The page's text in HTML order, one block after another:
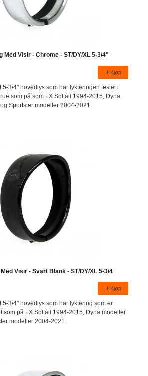
Med Visir - Chrome - ST/DY/XL 5-3/4"
Kjøp
5-3/4" hovedlys som har lykteringen festet i
som på som FX Softail 1994-2015, Dyna
Sportster modeller 2004-2021.
Visir - Svart Blank - ST/DY/XL 5-3/4
Kjøp
5-3/4" hovedlys som har lyktering som er
som på FX Softail 1994-2015, Dyna modeller
modeller 2004-2021.